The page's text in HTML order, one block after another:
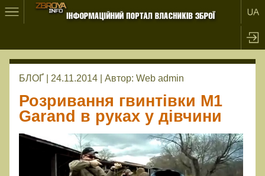
БЛОҐ | 24.11.2014 | Автор: Web admin
Розривання гвинтівки M1
Garand в руках у дівчини